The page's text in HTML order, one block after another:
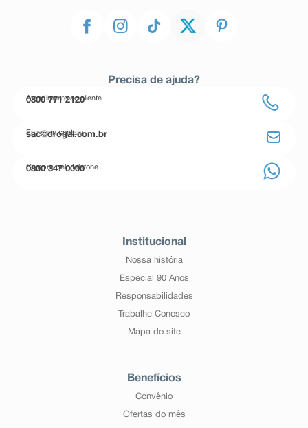
Precisa de ajuda?
Atendimento ao cliente
0800 771 2120
Entre em contato
sac@drogal.com.br
Compre pelo telefone
0800 347 0000
Institucional
Nossa história
Especial 90 Anos
Responsabilidades
Trabalhe Conosco
Mapa do site
Benefícios
Convênio
Ofertas do mês